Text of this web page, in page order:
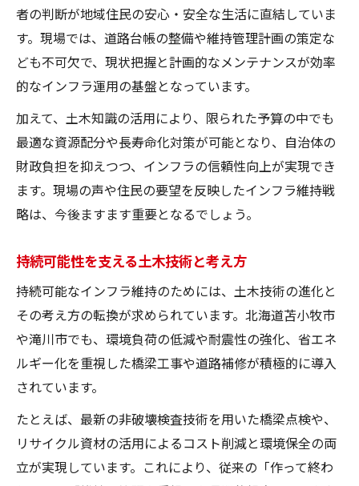
者の判断が地域住民の安心・安全な生活に直結していま
す。現場では、道路台帳の整備や維持管理計画の策定な
ども不可欠で、現状把握と計画的なメンテナンスが効率
的なインフラ運用の基盤となっています。
加えて、土木知識の活用により、限られた予算の中でも
最適な資源配分や長寿命化対策が可能となり、自治体の
財政負担を抑えつつ、インフラの信頼性向上が実現でき
ます。現場の声や住民の要望を反映したインフラ維持戦
略は、今後ますます重要となるでしょう。
持続可能性を支える土木技術と考え方
持続可能なインフラ維持のためには、土木技術の進化と
その考え方の転換が求められています。北海道苫小牧市
や滝川市でも、環境負荷の低減や耐震性の強化、省エネ
ルギー化を重視した橋梁工事や道路補修が積極的に導入
されています。
たとえば、最新の非破壊検査技術を用いた橋梁点検や、
リサイクル資材の活用によるコスト削減と環境保全の両
立が実現しています。これにより、従来の「作って終わ